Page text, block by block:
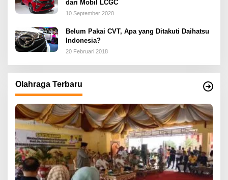
dari Mobil LCGC
10 September 2020
Belum Pakai CVT, Apa yang Ditakuti Daihatsu
Indonesia?
20 Februari 2018
Olahraga Terbaru